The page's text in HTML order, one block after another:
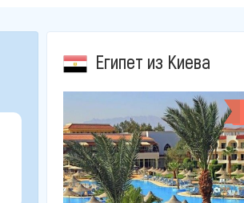
Египет из Киева